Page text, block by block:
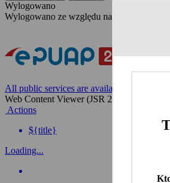
Wylogowano
Wylogowano ze względu na nieaktywność
All public services are available on the
Web Content Viewer (JSR 286)
Actions
${title}
Loading...